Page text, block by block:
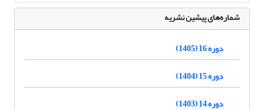
شماره‌های پیشین نشریه
دوره 16 (1405)
دوره 15 (1404)
دوره 14 (1403)